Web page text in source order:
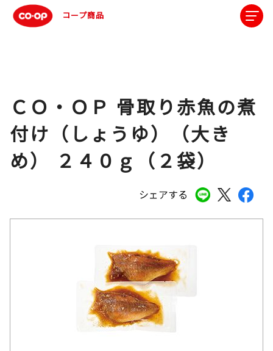
コープ商品
シェアする
ＣＯ・ＯＰ 骨取り赤魚の煮
付け（しょうゆ）（大き
め） ２４０ｇ（２袋）